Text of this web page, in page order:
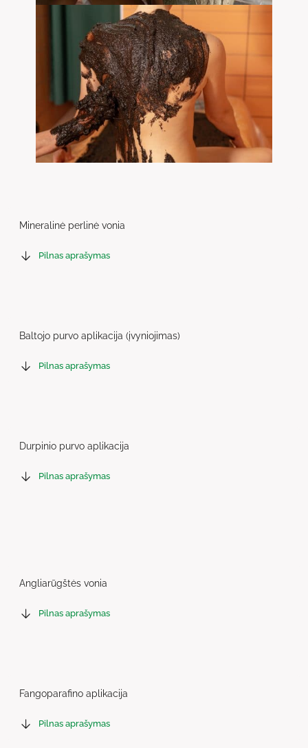
Mineralinė perlinė vonia
Pilnas aprašymas
Baltojo purvo aplikacija (įvyniojimas)
Pilnas aprašymas
Durpinio purvo aplikacija
Pilnas aprašymas
Angliarūgštės vonia
Pilnas aprašymas
Fangoparafino aplikacija
Pilnas aprašymas